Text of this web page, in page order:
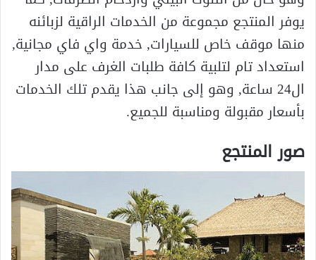
يوفر المنتجع مجموعة من الخدمات الراقية لزبائنه
منها موقف خاص للسيارات, خدمة واي فاي مجانية,
استعداد تام لتلبية كافة طلبات الغرف على مدار
ال24 ساعة, وهو إلى جانب هذا يقدم تلك الخدمات
بأسعار مقبولة ومناسبة للجميع.
صور المنتجع